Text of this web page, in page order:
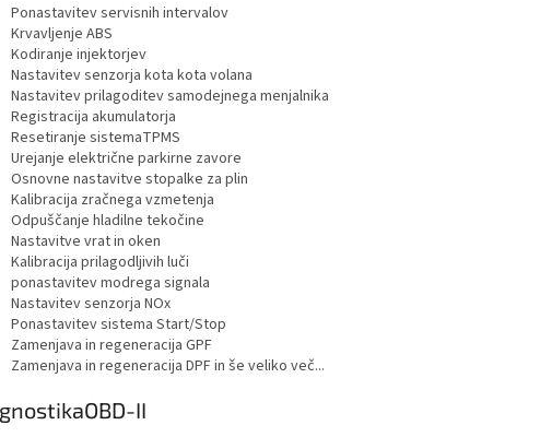
Ponastavitev servisnih intervalov
Krvavljenje ABS
Kodiranje injektorjev
Nastavitev senzorja kota kota volana
Nastavitev prilagoditev samodejnega menjalnika
Registracija akumulatorja
Resetiranje sistemaTPMS
Urejanje električne parkirne zavore
Osnovne nastavitve stopalke za plin
Kalibracija zračnega vzmetenja
Odpuščanje hladilne tekočine
Nastavitve vrat in oken
Kalibracija prilagodljivih luči
ponastavitev modrega signala
Nastavitev senzorja NOx
Ponastavitev sistema Start/Stop
Zamenjava in regeneracija GPF
Zamenjava in regeneracija DPF in še veliko več...
II